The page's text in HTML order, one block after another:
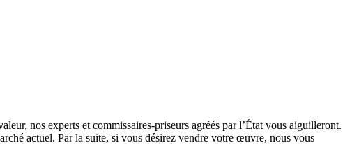
nos experts et commissaires-priseurs agréés par l’État vous aiguilleront.
actuel. Par la suite, si vous désirez vendre votre œuvre, nous vous